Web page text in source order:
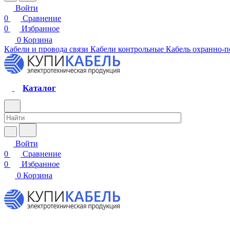
Войти
0
Сравнение
0
Избранное
0 Корзина
Кабели и провода связи Кабели контрольные Кабель охранно-
Каталог
Войти
0
Сравнение
0
Избранное
0 Корзина